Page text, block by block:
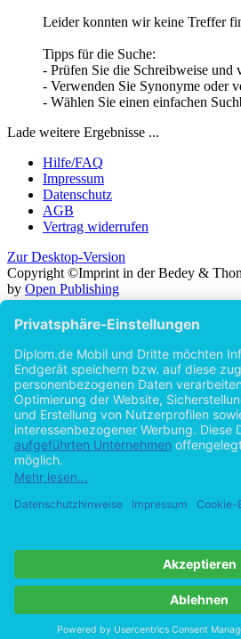
Leider konnten wir keine Treffer
Tipps für die Suche:
- Prüfen Sie die Schreibweise und
- Verwenden Sie Synonyme oder
- Wählen Sie einen einfachen
Lade weitere Ergebnisse ...
Hilfe/FAQ
Impressum
Datenschutz
AGB
Vertrag widerrufen
Zur Desktop-Version
Copyright ©Imprint in der Bedey &
by Open Publishing
Zurück
Suche in
Titel
Autor
Volltext
Erscheinungsjahr
Beliebiges Erscheinungsjahr
ab 2026
ab 2025
ab 2023
ab 2010
Cookie-Einstellungen